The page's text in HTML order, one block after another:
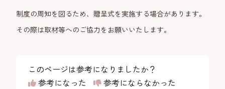
制度の周知を図るため、贈呈式を実施する場合があります。
その際は取材等へのご協力をお願いいたします。
このページは参考になりましたか？
参考になった
参考にならなかった